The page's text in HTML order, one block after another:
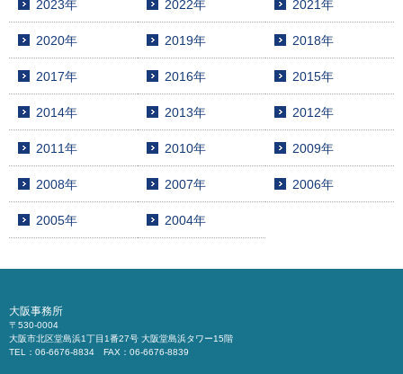
2023年 2022年 2021年
2020年 2019年 2018年
2017年 2016年 2015年
2014年 2013年 2012年
2011年 2010年 2009年
2008年 2007年 2006年
2005年 2004年
大阪事務所
〒530-0004
大阪市北区堂島浜1丁目1番27号 大阪堂島浜タワー15階
TEL：06-6676-8834 FAX：06-6676-8839